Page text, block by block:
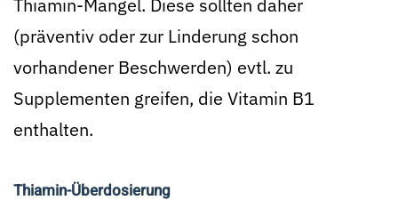
Thiamin-Mangel. Diese sollten daher
(präventiv oder zur Linderung schon
vorhandener Beschwerden) evtl. zu
Supplementen greifen, die Vitamin B1
enthalten.
Thiamin-Überdosierung